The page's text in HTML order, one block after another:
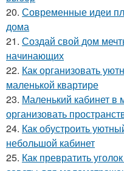
20. Современные идеи
дома
21. Создай свой дом
начинающих
22. Как организовать
маленькой квартире
23. Маленький кабинет в
организовать
24. Как обустроить
небольшой кабинет
25. Как превратить